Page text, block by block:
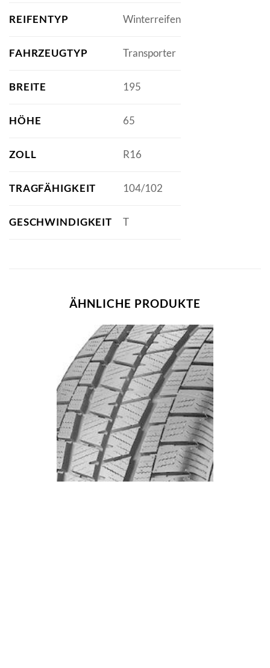
REIFENTYP Winterreifen
FAHRZEUGTYP Transporter
BREITE 195
HÖHE 65
ZOLL R16
TRAGFÄHIGKEIT 104/102
GESCHWINDIGKEIT T
ÄHNLICHE PRODUKTE